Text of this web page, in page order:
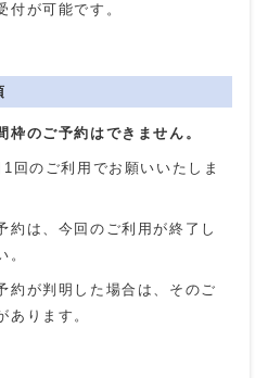
付が可能です。
枠のご予約はできません。
回のご利用でお願いいたしま
約は、今回のご利用が終了し
。
約が判明した場合は、そのご
あります。